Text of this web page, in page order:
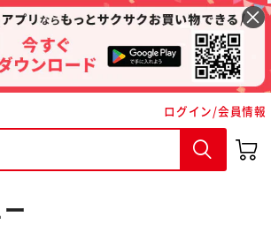
ログイン/会員情報
さい